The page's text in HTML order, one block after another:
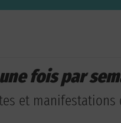
fois par
et